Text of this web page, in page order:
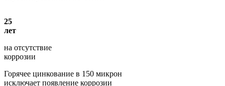
25
лет
на отсутствие
коррозии
Горячее цинкование в 150 микрон
исключает появление коррозии